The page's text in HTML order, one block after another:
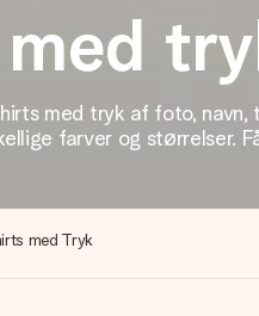
anmeldelser)
giver os 4,7 på Google
med hendes navn, et billede
med tryk af foto,
farver og størrelser.
med Tryk